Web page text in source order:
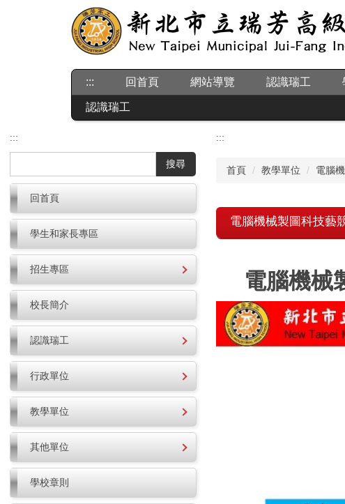
::: 回首頁 網站導覽 認識瑞工
認識瑞工
:::
搜尋
回首頁
學生和家長專區
招生專區
校長簡介
認識瑞工
行政單位
教學單位
其他單位
學校章則
:::
首頁 教學單位 電腦
電腦機械製圖科技藝
電腦機械